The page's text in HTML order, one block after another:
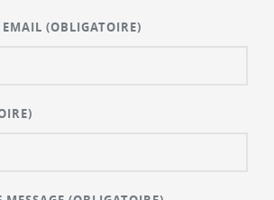
EMAIL(OBLIGATOIRE)